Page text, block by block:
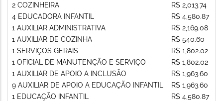
2 COZINHEIRA
4 EDUCADORA INFANTIL
1 AUXILIAR ADMINISTRATIVA
1 AUXILIAR DE COZINHA
1 SERVIÇOS GERAIS
1 OFICIAL DE MANUTENÇÃO E SERVIÇO
1 AUXILIAR DE APOIO A INCLUSÃO
9 AUXILIAR DE APOIO A EDUCAÇÃO INFANTIL
1 EDUCAÇÃO INFANTIL
R$ 2,013.74
R$ 4,580.87
R$ 2,169.08
R$ 540.60
R$ 1,802.02
R$ 1,802.02
R$ 1,963.60
R$ 1,963.60
R$ 4,580.87